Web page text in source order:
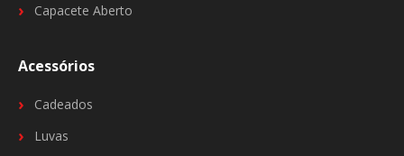
Capacete Aberto
Acessórios
Cadeados
Luvas